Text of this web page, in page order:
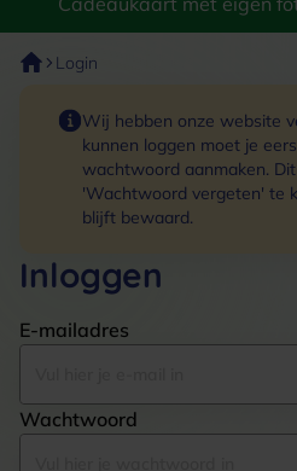
Login
Wij hebben onze website
kunnen loggen moet je
wachtwoord aanmaken. Dit
'Wachtwoord vergeten' te
blijft bewaard.
Inloggen
E-mailadres
Wachtwoord